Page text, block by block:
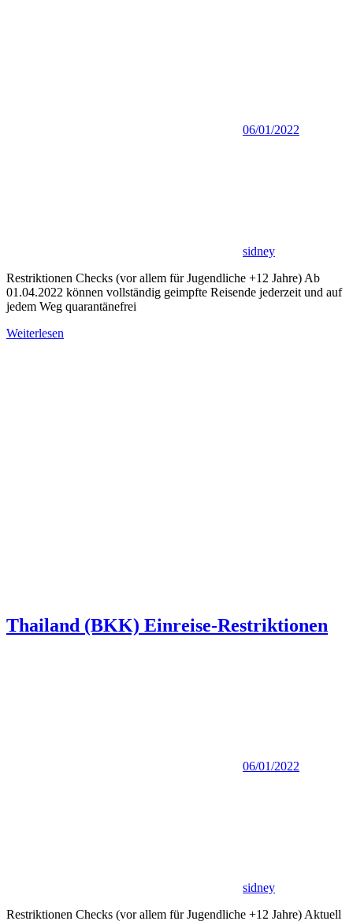
06/01/2022
sidney
Restriktionen Checks (vor allem für Jugendliche +12 Jahre) Ab
01.04.2022 können vollständig geimpfte Reisende jederzeit und auf
jedem Weg quarantänefrei
Weiterlesen
Thailand (BKK) Einreise-Restriktionen
06/01/2022
sidney
Restriktionen Checks (vor allem für Jugendliche +12 Jahre) Aktuell